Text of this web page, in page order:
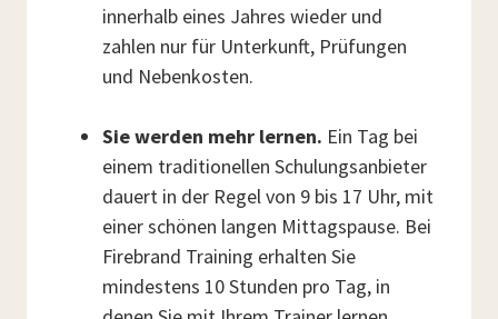
innerhalb eines Jahres wieder und
zahlen nur für Unterkunft, Prüfungen
und Nebenkosten.
Sie werden mehr lernen. Ein Tag bei
einem traditionellen Schulungsanbieter
dauert in der Regel von 9 bis 17 Uhr, mit
einer schönen langen Mittagspause. Bei
Firebrand Training erhalten Sie
mindestens 10 Stunden pro Tag, in